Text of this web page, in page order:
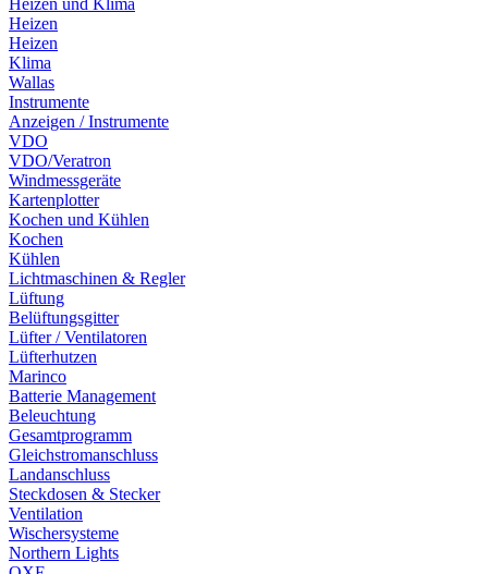
Heizen und Klima
Heizen
Heizen
Klima
Wallas
Instrumente
Anzeigen / Instrumente
VDO
VDO/Veratron
Windmessgeräte
Kartenplotter
Kochen und Kühlen
Kochen
Kühlen
Lichtmaschinen & Regler
Lüftung
Belüftungsgitter
Lüfter / Ventilatoren
Lüfterhutzen
Marinco
Batterie Management
Beleuchtung
Gesamtprogramm
Gleichstromanschluss
Landanschluss
Steckdosen & Stecker
Ventilation
Wischersysteme
Northern Lights